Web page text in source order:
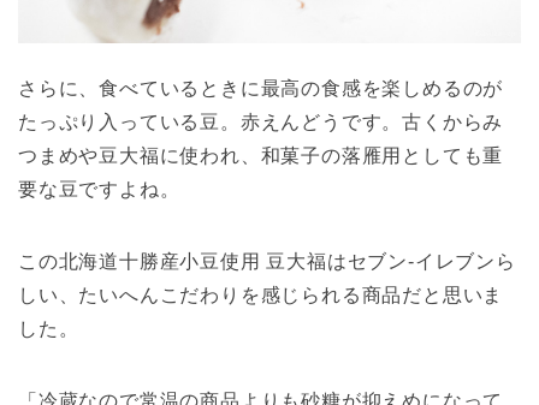
さらに、食べているときに最高の食感を楽しめるのが
たっぷり入っている豆。赤えんどうです。古くからみ
つまめや豆大福に使われ、和菓子の落雁用としても重
要な豆ですよね。
この北海道十勝産小豆使用 豆大福はセブン-イレブンら
しい、たいへんこだわりを感じられる商品だと思いま
した。